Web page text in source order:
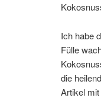
Ich habe
Fülle
die
Artikel